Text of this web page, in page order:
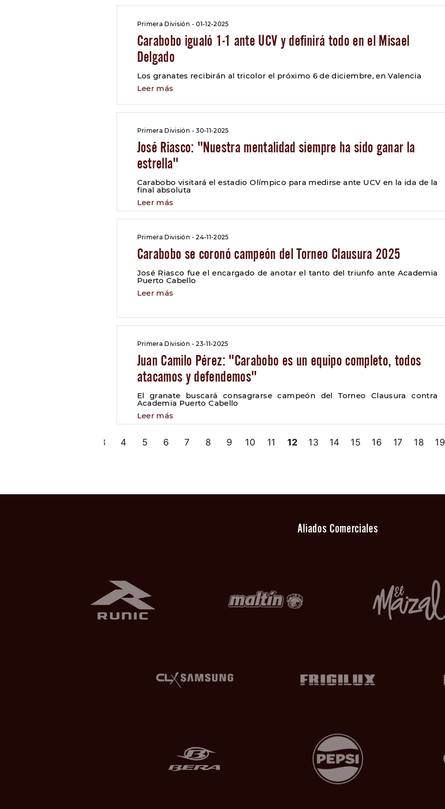
Primera División - 01-12-2025
Carabobo igualó 1-1 ante UCV y definirá todo en el Misael
Delgado
Los granates recibirán al tricolor el próximo 6 de diciembre, en Valencia
Leer más
Primera División - 30-11-2025
José Riasco: "Nuestra mentalidad siempre ha sido ganar la
estrella"
Carabobo visitará el estadio Olímpico para medirse ante UCV en la ida de la
final absoluta
Leer más
Primera División - 24-11-2025
Carabobo se coronó campeón del Torneo Clausura 2025
José Riasco fue el encargado de anotar el tanto del triunfo ante Academia
Puerto Cabello
Leer más
Primera División - 23-11-2025
Juan Camilo Pérez: "Carabobo es un equipo completo, todos
atacamos y defendemos"
El granate buscará consagrarse campeón del Torneo Clausura contra
Academia Puerto Cabello
Leer más
3 4 5 6 7 8 9 10 11 12 13 14 15 16 17 18 19
Aliados Comerciales